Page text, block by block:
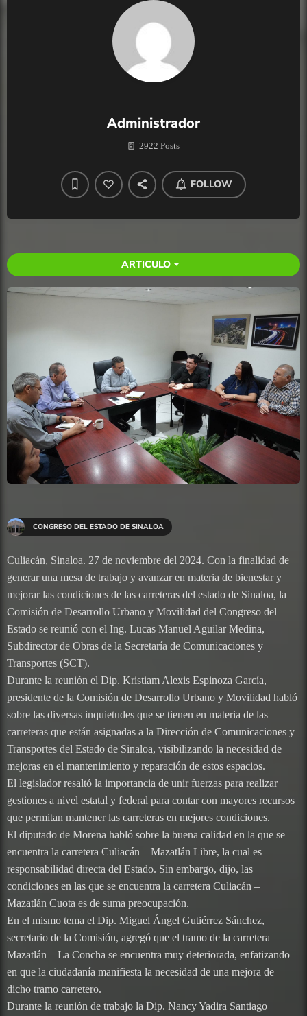
Administrador
2922 Posts
FOLLOW
ARTICULO arrow_drop_down
CONGRESO DEL ESTADO DE SINALOA
Culiacán, Sinaloa. 27 de noviembre del 2024. Con la finalidad de
generar una mesa de trabajo y avanzar en materia de bienestar y
mejorar las condiciones de las carreteras del estado de Sinaloa, la
Comisión de Desarrollo Urbano y Movilidad del Congreso del
Estado se reunió con el Ing. Lucas Manuel Aguilar Medina,
Subdirector de Obras de la Secretaría de Comunicaciones y
Transportes (SCT).
Durante la reunión el Dip. Kristiam Alexis Espinoza García,
presidente de la Comisión de Desarrollo Urbano y Movilidad habló
sobre las diversas inquietudes que se tienen en materia de las
carreteras que están asignadas a la Dirección de Comunicaciones y
Transportes del Estado de Sinaloa, visibilizando la necesidad de
mejoras en el mantenimiento y reparación de estos espacios.
El legislador resaltó la importancia de unir fuerzas para realizar
gestiones a nivel estatal y federal para contar con mayores recursos
que permitan mantener las carreteras en mejores condiciones.
El diputado de Morena habló sobre la buena calidad en la que se
encuentra la carretera Culiacán – Mazatlán Libre, la cual es
responsabilidad directa del Estado. Sin embargo, dijo, las
condiciones en las que se encuentra la carretera Culiacán –
Mazatlán Cuota es de suma preocupación.
En el mismo tema el Dip. Miguel Ángel Gutiérrez Sánchez,
secretario de la Comisión, agregó que el tramo de la carretera
Mazatlán – La Concha se encuentra muy deteriorada, enfatizando
en que la ciudadanía manifiesta la necesidad de una mejora de
dicho tramo carretero.
Durante la reunión de trabajo la Dip. Nancy Yadira Santiago